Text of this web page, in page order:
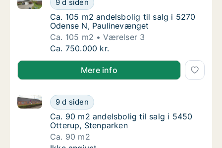
9 d siden
Ca. 105 m2 andelsbolig til salg i 5270
Ca. 105 m2 andelsbolig til salg i 5270
Odense N, Paulinevænget
Ca. 105 m2
Værelser 3
Ca. 105 m2 andelsbolig til salg i 5270
Ca. 750.000 kr.
Mere info
Ca. 90 m2 andelsbolig til salg i 5450
9 d siden
Ca. 90 m2 andelsbolig til salg i 5450 Otterup,
Ca. 90 m2 andelsbolig til salg i 5450
Ca. 90 m2 andelsbolig til salg i 5450
Otterup, Stenparken
Ca. 90 m2